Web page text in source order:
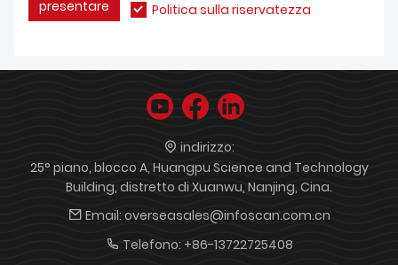
presentare Politica sulla riservatezza
indirizzo:
25° piano, blocco A, Huangpu Science and Technology
Building, distretto di Xuanwu, Nanjing, Cina.
Email: overseasales@infoscan.com.cn
Telefono: +86-13722725408